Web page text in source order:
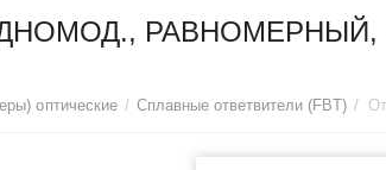
РАВНОМЕРНЫЙ,
оптические / Сплавные ответвители (FBT) /